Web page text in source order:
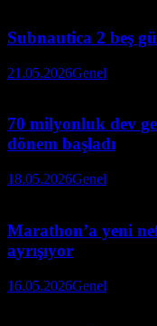
Subnautica 2 beş
21.05.2026Genel
70 milyonluk dev
dönem başladı
18.05.2026Genel
Marathon’a yeni
ayrışıyor
16.05.2026Genel